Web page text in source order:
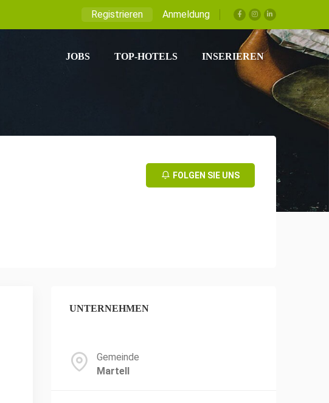
Registrieren Anmeldung
JOBS TOP-HOTELS INSERIEREN
FOLGEN SIE UNS
UNTERNEHMEN
Gemeinde
Martell